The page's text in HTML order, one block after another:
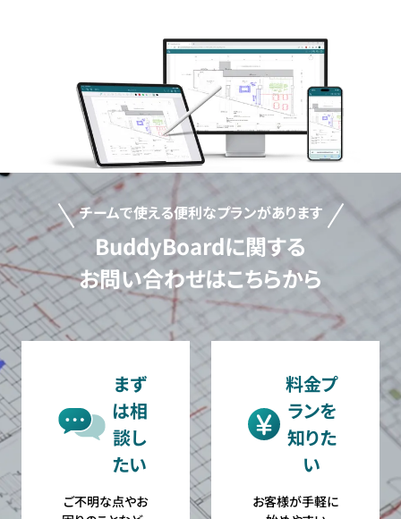
チームで使える便利なプランがあります
BuddyBoardに関する
お問い合わせはこちらから
まず
は相
談し
たい
ご不明な点やお
料金プ
ランを
知りた
い
お客様が手軽に